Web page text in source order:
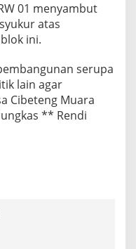
01 menyambut
atas
ini.
serupa
lain agar
Cibeteng Muara
** Rendi